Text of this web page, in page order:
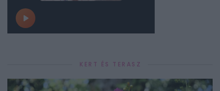
KERT ÉS TERASZ